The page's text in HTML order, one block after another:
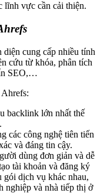
lĩnh vực cần cải thiện.
cung cấp nhiều tính
cứu từ khóa, phân tích
SEO,…
backlink lớn nhất thế
các công nghệ tiên tiến
và đáng tin cậy.
dùng đơn giản và dễ
tài khoản và đăng ký
gói dịch vụ khác nhau,
nghiệp và nhà tiếp thị ở